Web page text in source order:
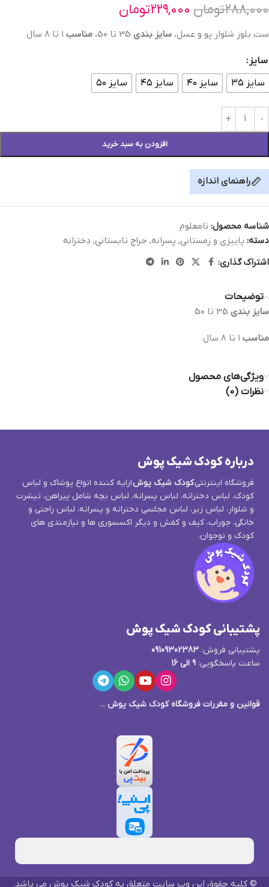
۲۸۸,۰۰۰تومان ۲۲۹,۰۰۰تومان
ست بلوز شلوار پو و عسل، سایز بندی مناسب
سایز
سایز ۳۵
سایز ۴۰ سایز ۴۵ سایز ۵۰
افزودن به سبد خرید
راهنمای اندازه
شناسه محصول: نامعلوم
دسته: پاییزی و زمستانی, پسرانه, حراج تابستانی, دخترانه
اشتراک گذاری:
توضیحات
سایز بندی
مناسب
ویژگی‌های محصول
نظرات (0)
درباره کودک شیک پوش
فروشگاه اینترنتیکودک شیک پوشارایه کننده انواع پوشاک و لباس
کودک، لباس دخترانه، لباس پسرانه، لباس بچه شامل پیراهن، تیشرت
و شلوار، لباس زیر، لباس مجلسی دخترانه و پسرانه، لباس راحتی و
خانگی، جوراب، کیف و کفش و دیگر اکسسوری ها و نیازمندی های
کودک و نوجوان.
پشتیبانی کودک شیک پوش
پشتیبانی فروش: 09109302383
ساعت پاسخگویی: 9 الی 16
قوانین و مقررات فروشگاه کودک شیک پوش ...
© کلیه حقوق این وب سایت متعلق به کودک شیک پوش می باشد.